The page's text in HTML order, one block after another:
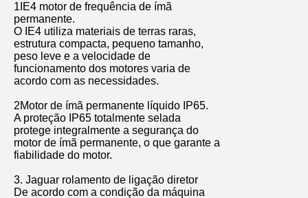
1IE4 motor de frequência de ímã
permanente.
O IE4 utiliza materiais de terras raras,
estrutura compacta, pequeno tamanho,
peso leve e a velocidade de
funcionamento dos motores varia de
acordo com as necessidades.
2Motor de ímã permanente líquido IP65.
A proteção IP65 totalmente selada
protege integralmente a segurança do
motor de ímã permanente, o que garante a
fiabilidade do motor.
3. Jaguar rolamento de ligação diretor
De acordo com a condição da máquina